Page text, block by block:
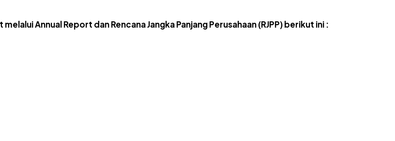
Annual Report dan Rencana Jangka Panjang Perusahaan (RJPP) berikut ini :